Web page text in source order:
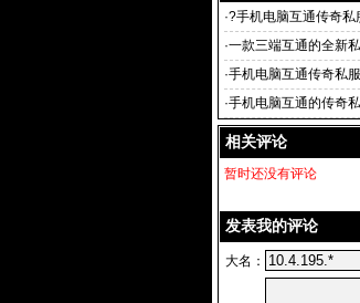
·?手机电脑互通传奇
情况现在
·一款三端互通的全新
·手机电脑互通传奇私
通的全新私服传
·手机电脑互通的传奇
相关评论
暂时还没有评论
发表我的评论
大名：